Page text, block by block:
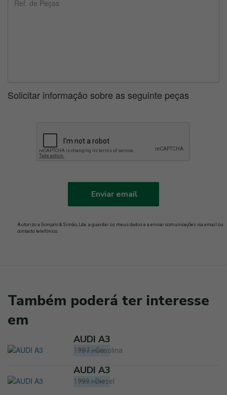
Solicitar informação sobre as seguinte peças
Enviar email
Autorizo a Gonçalo & Simão, Lda. a guardar os meus dados e a enviar comunicações via email ou
contacto telefónico.
Também poderá ter interesse
em
Para peças
AUDI A3
1997 - Gasolina
Para peças
AUDI A3
1999 - Diesel